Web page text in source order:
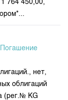
764 450,00,
нет,
облигаций
(рег.№ КG